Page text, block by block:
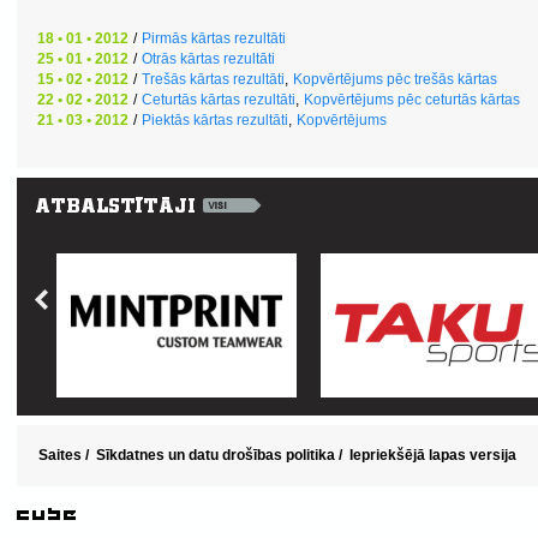
18 • 01 • 2012 / Pirmās kārtas rezultāti
25 • 01 • 2012 / Otrās kārtas rezultāti
15 • 02 • 2012 / Trešās kārtas rezultāti, Kopvērtējums pēc trešās kārtas
22 • 02 • 2012 / Ceturtās kārtas rezultāti, Kopvērtējums pēc ceturtās kārtas
21 • 03 • 2012 / Piektās kārtas rezultāti, Kopvērtējums
Saites / Sīkdatnes un datu drošības politika / Iepriekšējā lapas versija